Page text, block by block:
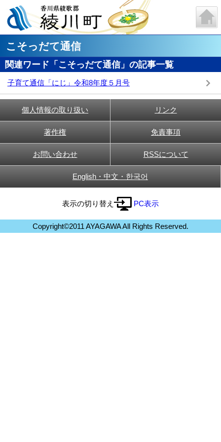
こそっだて通信
関連ワード「こそっだて通信」の記事一覧
子育て通信「にじ」令和8年度５月号
個人情報の取り扱い リンク
著作権 免責事項
お問い合わせ RSSについて
English・中文・한국어
表示の切り替え PC表示
Copyright©2011 AYAGAWA All Rights Reserved.